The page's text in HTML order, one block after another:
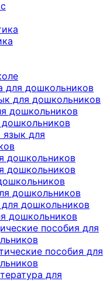
для дошкольников
для дошкольников
дошкольников
язык для
дошкольников
дошкольников
дошкольников
дошкольников
дошкольников
пособия для
пособия для
для